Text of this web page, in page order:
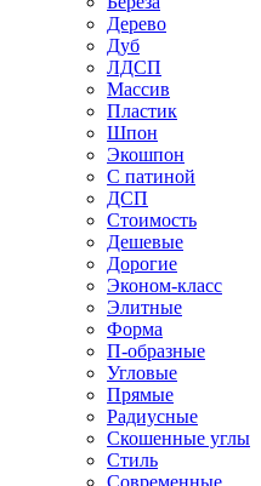
Дерево
Дуб
ЛДСП
Массив
Пластик
Шпон
Экошпон
С патиной
ДСП
Стоимость
Дешевые
Дорогие
Эконом-класс
Элитные
Форма
П-образные
Угловые
Прямые
Радиусные
Скошенные углы
Стиль
Современные